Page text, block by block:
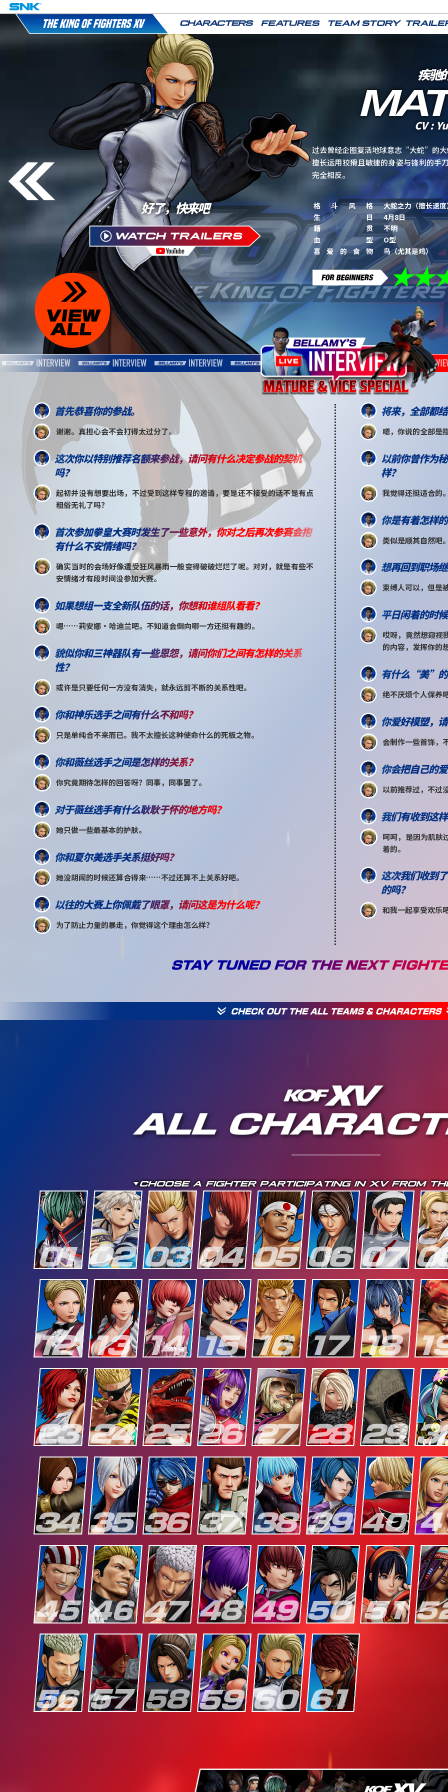
好了，快来吧
疾驰
CV :
过去曾经企图复活地球意志“大蛇”的大
擅长运用狡猾且敏捷的身姿与锋利的手
完全相反。
格斗风格
大蛇之力（擅长速
生日
4月8日
籍贯
不明
血型
O型
喜爱的食物
鸟（尤其是鸡）
首先恭喜你的参战。
谢谢。真担心会不会打得太过分了。
这次你以特别推荐名额来参战，请问有什么决定参战的契机
吗？
起初并没有想要出场，不过受到这样专程的邀请，要是还不接受的话不是有点
粗俗无礼了吗？
首次参加拳皇大赛时发生了一些意外，你对之后再次参赛会抱
有什么不安情绪吗？
确实当时的会场好像遭受狂风暴雨一般变得破破烂烂了呢。对对，就是有些不
安情绪才有段时间没参加大赛。
如果想组一支全新队伍的话，你想和谁组队看看？
嗯……莉安娜・哈迪兰吧。不知道会倒向哪一方还挺有趣的。
貌似你和三神器队有一些恩怨，请问你们之间有怎样的关系
性？
或许是只要任何一方没有消失，就永远剪不断的关系性吧。
你和神乐选手之间有什么不和吗？
只是单纯合不来而已。我不太擅长这种使命什么的死板之物。
你和薇丝选手之间是怎样的关系？
你究竟期待怎样的回答呀？同事，同事罢了。
对于薇丝选手有什么耿耿于怀的地方吗？
她只做一些最基本的护肤。
你和夏尔美选手关系挺好吗？
她没胡闹的时候还算合得来……不过还算不上关系好吧。
以往的大赛上你佩戴了眼罩，请问这是为什么呢？
为了防止力量的暴走，你觉得这个理由怎么样？
将来，全部都
嗯，你说的全部
以前你曾作为
样？
我觉得还挺适合的
你是有着怎样
类似是顺其自然吧
想再回到职场
束缚人可以，但是
平日闲着的时
哎呀，竟然想窥视
的内容，发挥你的
有什么“美”
绝不厌烦个人保养
你爱好模塑，
会制作一些首饰，
你会把自己的
以前推荐过，不过
我们有收到这
呵呵，是因为肌肤
着的。
这次我们收到
的吗？
和我一起享受欢乐